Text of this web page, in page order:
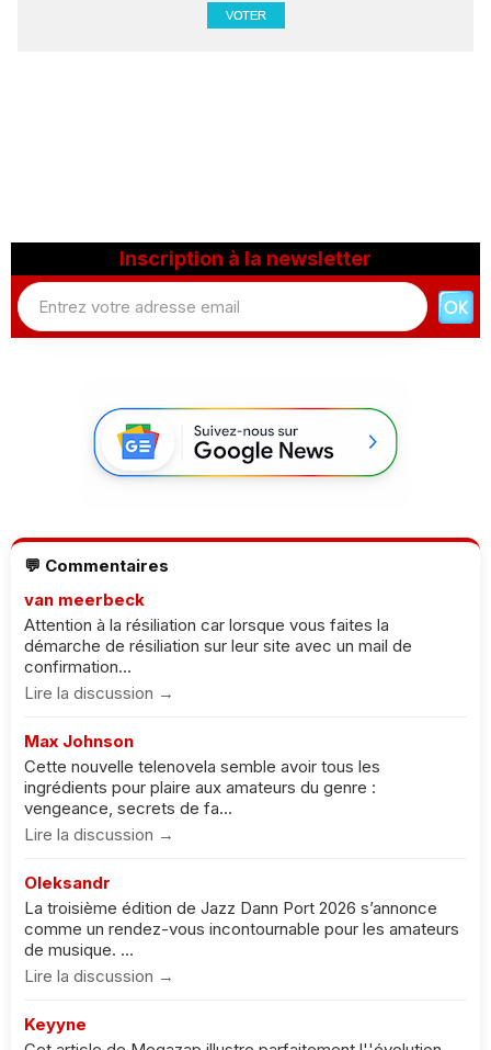
Inscription à la newsletter
💬 Commentaires
van meerbeck
Attention à la résiliation car lorsque vous faites la
démarche de résiliation sur leur site avec un mail de
confirmation...
Lire la discussion →
Max Johnson
Cette nouvelle telenovela semble avoir tous les
ingrédients pour plaire aux amateurs du genre :
vengeance, secrets de fa...
Lire la discussion →
Oleksandr
La troisième édition de Jazz Dann Port 2026 s’annonce
comme un rendez-vous incontournable pour les amateurs
de musique. ...
Lire la discussion →
Keyyne